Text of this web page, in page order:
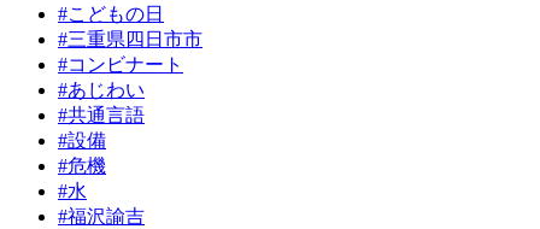
#こどもの日
#三重県四日市市
#コンビナート
#あじわい
#共通言語
#設備
#危機
#水
#福沢諭吉